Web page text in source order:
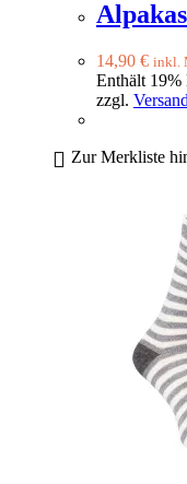
14,90 € inkl.
Enthält 19%
zzgl. Versand
Zur Merkliste